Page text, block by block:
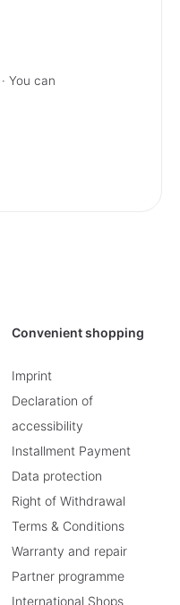
· You can
Convenient shopping
Imprint
Declaration of
accessibility
Installment Payment
Data protection
Right of Withdrawal
Terms & Conditions
Warranty and repair
Partner programme
International Shops